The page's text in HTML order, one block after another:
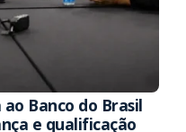
Banco do Brasil
e qualificação